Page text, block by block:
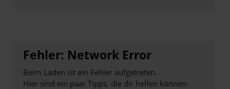
Fehler: Network Error
Beim Laden ist ein Fehler aufgetreten.
Hier sind ein paar Tipps, die dir helfen können: